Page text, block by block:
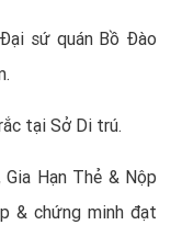
sứ quán Bồ Đào
tại Sở Di trú.
Hạn Thẻ & Nộp
& chứng minh đạt